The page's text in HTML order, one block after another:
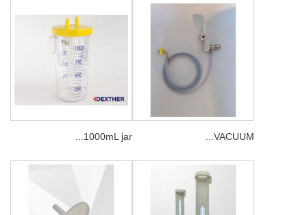
1000mL jar... VACUUM...